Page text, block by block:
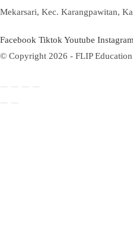
Mekarsari, Kec. Karangpawitan,
Facebook Tiktok Youtube Instagram
© Copyright 2026 - FLIP